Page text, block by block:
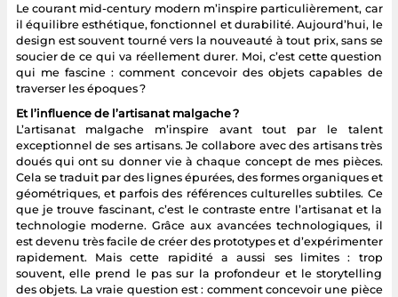
Le courant mid-century modern m’inspire particulièrement, car
il équilibre esthétique, fonctionnel et durabilité. Aujourd’hui, le
design est souvent tourné vers la nouveauté à tout prix, sans se
soucier de ce qui va réellement durer. Moi, c’est cette question
qui me fascine : comment concevoir des objets capables de
traverser les époques ?
Et l’influence de l’artisanat malgache ?
L’artisanat malgache m’inspire avant tout par le talent
exceptionnel de ses artisans. Je collabore avec des artisans très
doués qui ont su donner vie à chaque concept de mes pièces.
Cela se traduit par des lignes épurées, des formes organiques et
géométriques, et parfois des références culturelles subtiles. Ce
que je trouve fascinant, c’est le contraste entre l’artisanat et la
technologie moderne. Grâce aux avancées technologiques, il
est devenu très facile de créer des prototypes et d’expérimenter
rapidement. Mais cette rapidité a aussi ses limites : trop
souvent, elle prend le pas sur la profondeur et le storytelling
des objets. La vraie question est : comment concevoir une pièce